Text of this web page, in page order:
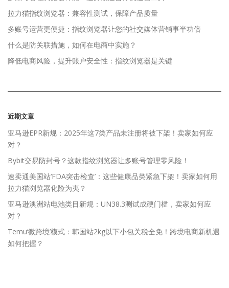
拉力猫指纹浏览器：兼容性测试，保障产品质量
多账号运营更便捷：指纹浏览器让您的社交媒体营销事半功倍
什么是防关联措施，如何在电商中实施？
降低电商风险，提升账户安全性：指纹浏览器是关键
近期文章
亚马逊EPR新规：2025年这7类产品未注册将被下架！卖家如何应
对？
Bybit交易防封号？这款指纹浏览器让多账号管理零风险！
速卖通美国站‘FDA突击检查’：这些健康品类紧急下架！卖家如何用
拉力猫浏览器化险为夷？
亚马逊澳洲站电池类目新规：UN38.3测试成硬门槛，卖家如何应
对？
Temu‘微跨境’模式：韩国站2kg以下小包关税全免！跨境电商新机遇
如何把握？